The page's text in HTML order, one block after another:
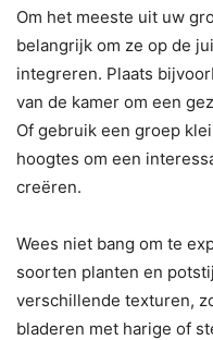
Om het meeste uit uw
belangrijk om ze op de
integreren. Plaats
van de kamer om een
Of gebruik een groep
hoogtes om een
creëren.
Wees niet bang om te
soorten planten en
verschillende texturen,
bladeren met harige of